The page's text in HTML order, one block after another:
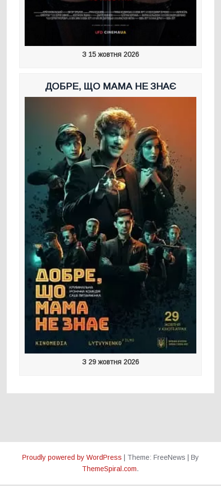
З 15 жовтня 2026
ДОБРЕ, ЩО МАМА НЕ ЗНАЄ
З 29 жовтня 2026
Proudly powered by WordPress Theme: FreeNews
By
ThemeSpiral.com.